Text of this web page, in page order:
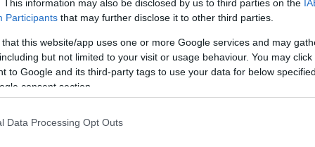
This information may also be disclosed by us to third parties on the
Participants that may further disclose it to other third parties.
that this website/app uses one or more Google services and may
but not limited to your visit or usage behaviour. You may
to Google and its third-party tags to use your data for below
consent section.
Data Processing Opt Outs
bejegyzés
hazatértek hozzánk.Szeretnénk mindenkinek
Az Ti támogatásotok nagyon fontos
és tiszteletet, amelyet a családunk iránt
azért az életért, amelyet most üdvözöltünk ezen
képükhöz.